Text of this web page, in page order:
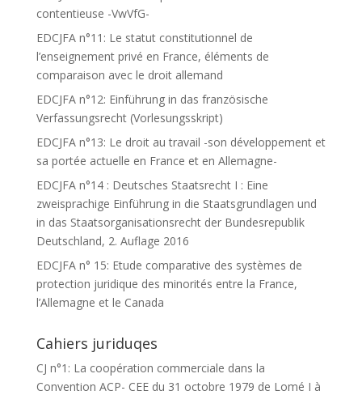
contentieuse -VwVfG-
EDCJFA n°11: Le statut constitutionnel de
l’enseignement privé en France, éléments de
comparaison avec le droit allemand
EDCJFA n°12: Einführung in das französische
Verfassungsrecht (Vorlesungsskript)
EDCJFA n°13: Le droit au travail -son développement et
sa portée actuelle en France et en Allemagne-
EDCJFA n°14 : Deutsches Staatsrecht I : Eine
zweisprachige Einführung in die Staatsgrundlagen und
in das Staatsorganisationsrecht der Bundesrepublik
Deutschland, 2. Auflage 2016
EDCJFA n° 15: Etude comparative des systèmes de
protection juridique des minorités entre la France,
l’Allemagne et le Canada
Cahiers juriduqes
CJ n°1: La coopération commerciale dans la
Convention ACP- CEE du 31 octobre 1979 de Lomé I à